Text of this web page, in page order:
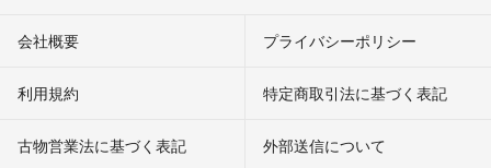
会社概要 プライバシーポリシー
利用規約 特定商取引法に基づく表記
古物営業法に基づく表記 外部送信について